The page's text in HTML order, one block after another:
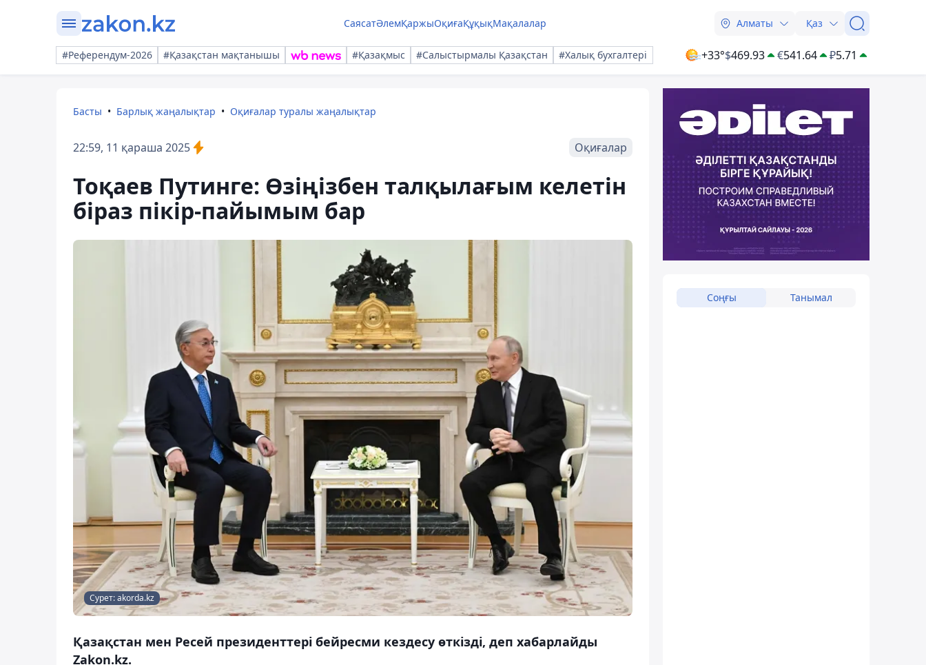
СаясатӘлемҚаржыОқиғаҚұқықМақалалар Алматы Қаз
#Референдум-2026 #Қазақстан мақтанышы #Қазақмыс #Салыстырмалы Қазақстан #Халық бухгалтері +33°$469.93 €541.64 ₽5.71
Басты Барлық жаңалықтар Оқиғалар туралы жаңалықтар
22:59, 11 қараша 2025 Оқиғалар
Тоқаев Путинге: Өзіңізбен талқылағым келетін
біраз пікір-пайымым бар
Сурет: akorda.kz
Қазақстан мен Ресей президенттері бейресми кездесу өткізді, деп хабарлайды
Zakon.kz.
Соңғы Танымал